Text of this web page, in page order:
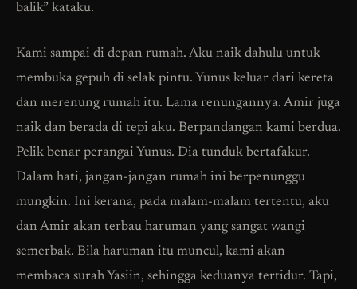
balik” kataku.
Kami sampai di depan rumah. Aku naik dahulu untuk
membuka gepuh di selak pintu. Yunus keluar dari kereta
dan merenung rumah itu. Lama renungannya. Amir juga
naik dan berada di tepi aku. Berpandangan kami berdua.
Pelik benar perangai Yunus. Dia tunduk bertafakur.
Dalam hati, jangan-jangan rumah ini berpenunggu
mungkin. Ini kerana, pada malam-malam tertentu, aku
dan Amir akan terbau haruman yang sangat wangi
semerbak. Bila haruman itu muncul, kami akan
membaca surah Yasiin, sehingga keduanya tertidur. Tapi,